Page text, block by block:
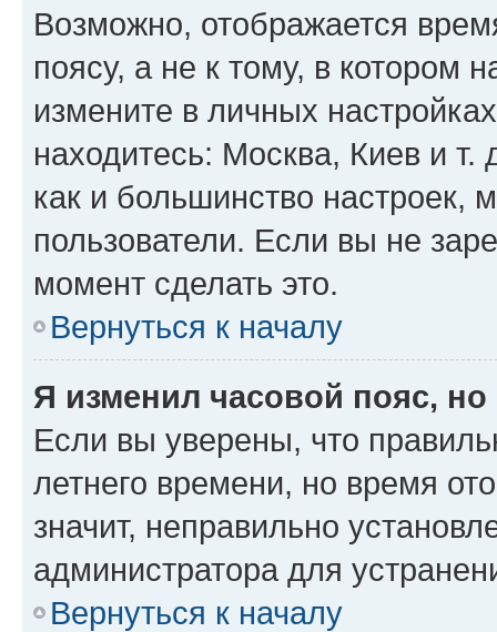
Возможно, отображается
поясу, а не к тому, в котором
измените в личных
находитесь: Москва, Киев и т.
как и большинство настроек,
пользователи. Если вы не
момент сделать это.
Вернуться к началу
Я изменил часовой пояс,
Если вы уверены, что
летнего времени, но время
значит, неправильно
администратора для
Вернуться к началу